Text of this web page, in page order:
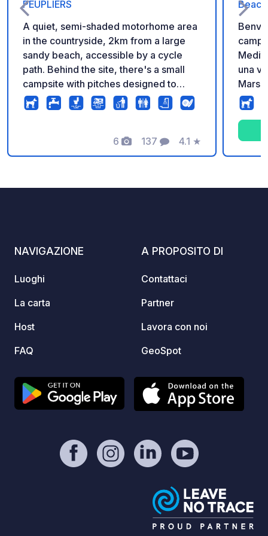
PEUPLIERS
A quiet, semi-shaded motorhome area
in the countryside, 2km from a large
sandy beach, accessible by a cycle
path. Behind the site, there's a small
campsite with pitches designed to
accommodate motorhomes of all sizes.
€15/€18 on the site depending on the
for 2 people depending on the season.
Tourist tax is included in the price.
6
Foto
137
Commenti
4.1
Valutazione
★
una
NAVIGAZIONE
Luoghi
La carta
Host
FAQ
A PROPOSITO DI
Contattaci
Partner
Lavora con noi
GeoSpot